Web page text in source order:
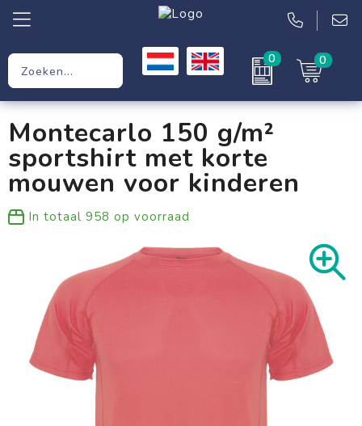
0 0
Werkkleding
Kleding
Montecarlo 150 g/m²
sportshirt met korte
mouwen voor kinderen
In totaal 958 op voorraad